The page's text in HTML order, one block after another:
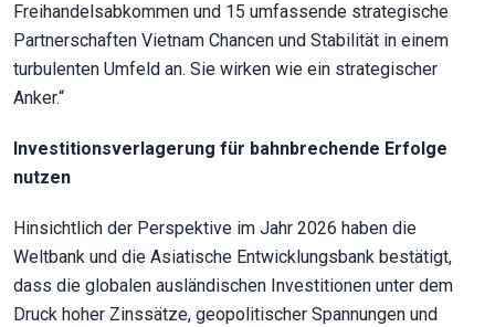
Freihandelsabkommen und 15 umfassende strategische
Partnerschaften Vietnam Chancen und Stabilität in einem
turbulenten Umfeld an. Sie wirken wie ein strategischer
Anker.“
Investitionsverlagerung für bahnbrechende Erfolge
nutzen
Hinsichtlich der Perspektive im Jahr 2026 haben die
Weltbank und die Asiatische Entwicklungsbank bestätigt,
dass die globalen ausländischen Investitionen unter dem
Druck hoher Zinssätze, geopolitischer Spannungen und